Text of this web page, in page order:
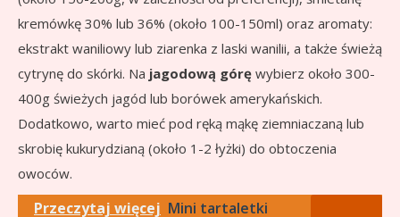
kremówkę 30% lub 36% (około 100-150ml) oraz aromaty:
ekstrakt waniliowy lub ziarenka z laski wanilii, a także świeżą
cytrynę do skórki. Na jagodową górę wybierz około 300-
400g świeżych jagód lub borówek amerykańskich.
Dodatkowo, warto mieć pod ręką mąkę ziemniaczaną lub
skrobię kukurydzianą (około 1-2 łyżki) do obtoczenia
owoców.
Przeczytaj więcej Mini tartaletki